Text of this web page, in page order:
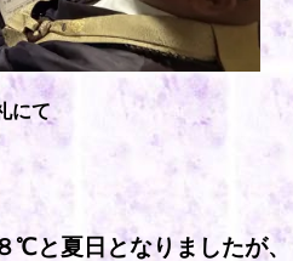
にて
℃と夏日となりましたが、